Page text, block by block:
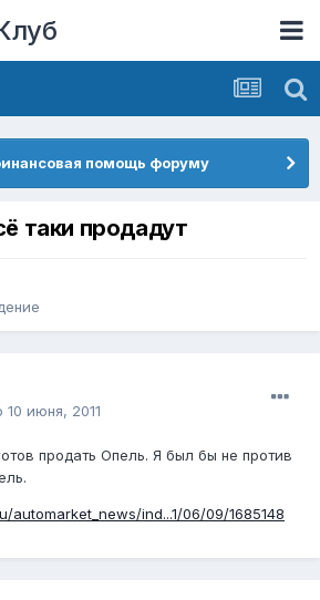
помощь форуму
таки продадут
10 июня, 2011
продать Опель. Я был бы не против
automarket_news/ind...1/06/09/1685148